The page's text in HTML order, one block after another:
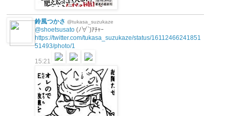
鈴風つかさ @tukasa_suzukaze
@shoetsusato (ﾉ∀`)ｱﾁｬｰ
https://twitter.com/tukasa_suzukaze/status/16112466241851
51493/photo/1
15:21